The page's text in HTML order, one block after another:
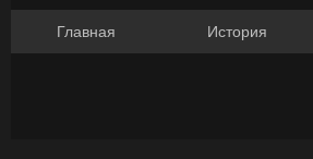
Главная История